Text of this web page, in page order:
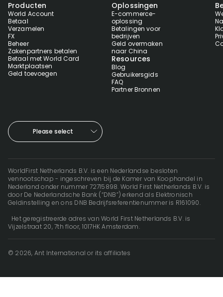
Producten
World Account
Betaal
Verzamelen
FX
Beheer
Zakenpartners betalen
Betaal met World Card
Marktplaatsen
Geld toevoegen
Oplossingen
E-commerce-
oplossing
Betalingen voor
bedrijven
Geld overmaken
naar China
Resources
Blog
Gebruikersgids
FAQ
Partner Bronnen
Please select
WorldFirst Netherlands B.V. is een Nederlandse besloten
vennootschap - ingeschreven bij de Kamer van Koophandel in
Nederland onder nummer 72715898. World First Netherlands B.V. is
door De Nederlandsche Bank (“DNB”) erkend als Elektronisch
Geldinstelling en ons DNB Bedrijfsreferentienummer is R161090.
Het geregistreerde adres van World First Netherlands B.V. is
Vijzelstraat 20, 7th floor, 1017HK Amsterdam.
© 2026, Ant International or its affiliates